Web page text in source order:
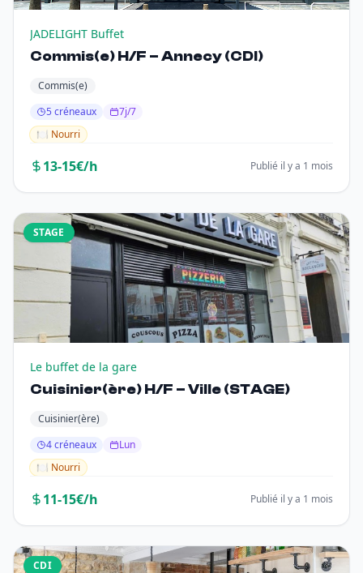
JADELIGHT Buffet
Commis(e) H/F – Annecy (CDI)
Commis(e)
5 créneaux
7j/7
🍽️ Nourri
13-15€/h Publié il y a 1 mois
STAGE
Le buffet de la gare
Cuisinier(ère) H/F – Ville (STAGE)
Cuisinier(ère)
4 créneaux
Lun
🍽️ Nourri
11-15€/h Publié il y a 1 mois
CDI